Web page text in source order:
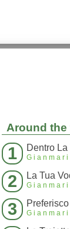
Around the
1 Dentro
2 La Tua
3